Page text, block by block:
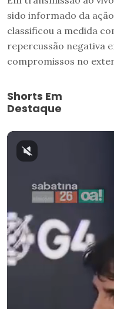
sido informado da
classificou a medida
repercussão negativa
compromissos no
Shorts Em
Destaque